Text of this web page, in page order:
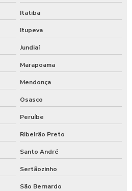
Itatiba
Itupeva
Jundiaí
Marapoama
Mendonça
Osasco
Peruíbe
Ribeirão Preto
Santo André
Sertãozinho
São Bernardo